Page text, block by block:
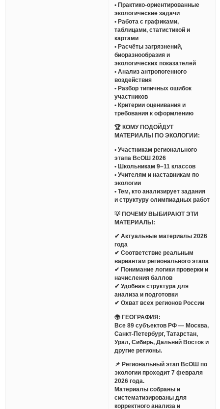
• Практико-ориентированные
экологические задачи
• Работа с графиками,
таблицами, статистикой и
картами
• Расчёты загрязнений,
биоразнообразия и
экологических показателей
• Анализ антропогенного
воздействия
• Разбор типичных ошибок
участников
• Критерии оценивания и
требования к оформлению
🏆 КОМУ ПОДОЙДУТ
МАТЕРИАЛЫ ПО ЭКОЛОГИИ:
• Участникам регионального
этапа ВсОШ 2026
• Школьникам 9–11 классов
• Учителям и наставникам по
экологии
• Тем, кто анализирует задания
и структуру олимпиадных работ
💡 ПОЧЕМУ ВЫБИРАЮТ ЭТИ
МАТЕРИАЛЫ:
✔ Актуальные материалы 2026
года
✔ Соответствие реальным
вариантам регионального этапа
✔ Понимание логики проверки и
начисления баллов
✔ Удобная структура для
анализа и подготовки
✔ Охват всех регионов России
🌍 ГЕОГРАФИЯ:
Все 89 субъектов РФ — Москва,
Санкт-Петербург, Татарстан,
Урал, Сибирь, Дальний Восток и
другие регионы.
📌 Региональный этап ВсОШ по
экологии проходит 7 февраля
2026 года.
Материалы собраны и
систематизированы для
корректного анализа и